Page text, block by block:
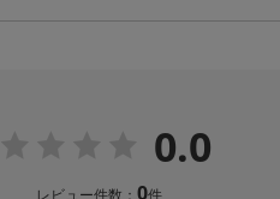
0.0
レビュー件数： 0件